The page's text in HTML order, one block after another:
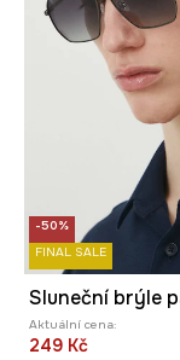
-50%
FINAL SALE
Aktuální cena:
249 Kč